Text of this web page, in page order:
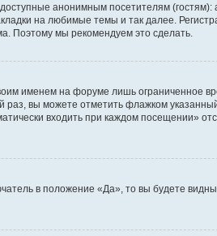
анонимным посетителям (гостям):
на любимые темы и так далее.
Поэтому мы рекомендуем это сделать.
именем на форуме лишь ограниченное
раз, вы можете отметить флажком
входить при каждом посещении»
в положение «Да», то вы будете